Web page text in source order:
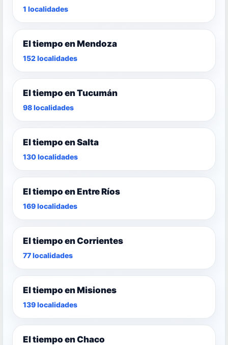
1 localidades
El tiempo en Mendoza
152 localidades
El tiempo en Tucumán
98 localidades
El tiempo en Salta
130 localidades
El tiempo en Entre Ríos
169 localidades
El tiempo en Corrientes
77 localidades
El tiempo en Misiones
139 localidades
El tiempo en Chaco